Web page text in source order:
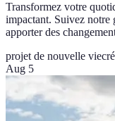
Transformez votre
impactant. Suivez notre
apporter des
projet de nouvelle vie
Aug 5